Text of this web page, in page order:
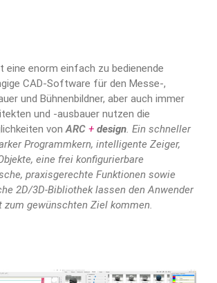
eine enorm einfach zu bedienende
CAD-Software für den Messe-,
und Bühnenbildner, aber auch immer
und -ausbauer nutzen die
von ARC + design. Ein schneller
Programmkern, intelligente Zeiger,
eine frei konfigurierbare
praxisgerechte Funktionen sowie
2D/3D-Bibliothek lassen den Anwender
zum gewünschten Ziel kommen.